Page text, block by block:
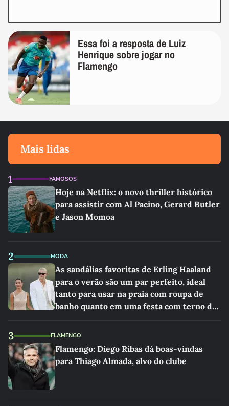
Essa foi a resposta de Luiz
Henrique sobre jogar no
Flamengo
Mais lidas
1 FAMOSOS
Hoje na Netflix: o novo thriller histórico
para assistir com Al Pacino, Gerard Butler
e Jason Momoa
2 MODA
As sandálias favoritas de Erling Haaland
para o verão são um par perfeito, ideal
tanto para usar na praia com roupa de
banho quanto em uma festa com terno de
3 FLAMENGO
Flamengo: Diego Ribas dá boas-vindas
para Thiago Almada, alvo do clube